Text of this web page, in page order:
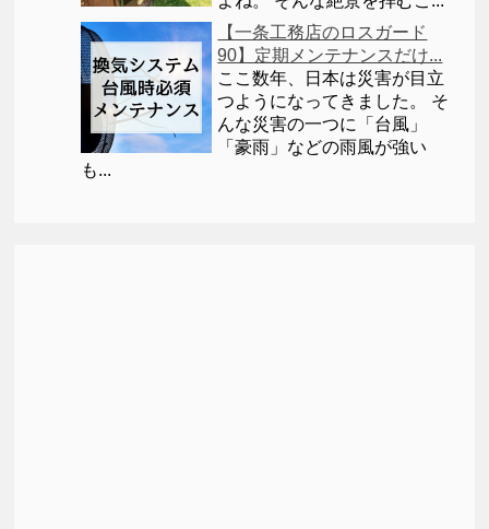
【一条工務店のロスガード
90】定期メンテナンスだけ...
ここ数年、日本は災害が目立
つようになってきました。 そ
んな災害の一つに「台風」
「豪雨」などの雨風が強い
も...